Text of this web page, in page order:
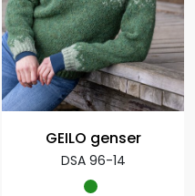
GEILO genser
DSA 96-14